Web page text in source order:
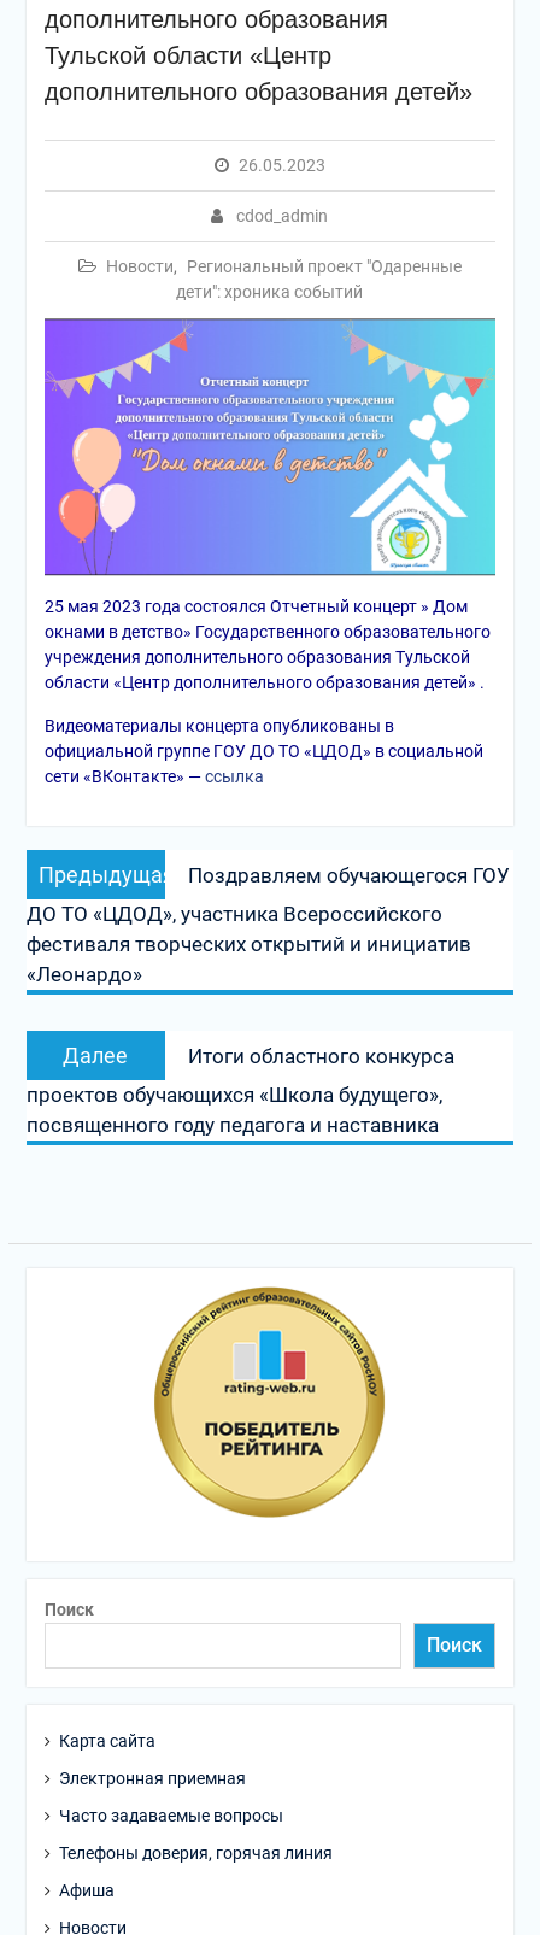
дополнительного образования
Тульской области «Центр
дополнительного образования детей»
26.05.2023
cdod_admin
Новости,
Региональный проект "Одаренные
дети": хроника событий
25 мая 2023 года состоялся Отчетный концерт » Дом
окнами в детство» Государственного образовательного
учреждения дополнительного образования Тульской
области «Центр дополнительного образования детей» .
Видеоматериалы концерта опубликованы в
официальной группе ГОУ ДО ТО «ЦДОД» в социальной
сети «ВКонтакте» —ссылка
Навигация
по
записям
Предыдущая
запись:
Поздравляем обучающегося ГОУ
ДО ТО «ЦДОД», участника Всероссийского
фестиваля творческих открытий и инициатив
«Леонардо»
Далее
Следующая
запись:
Итоги областного конкурса
проектов обучающихся «Школа будущего»,
посвященного году педагога и наставника
Поиск
Поиск
Карта сайта
Электронная приемная
Часто задаваемые вопросы
Телефоны доверия, горячая линия
Афиша
Новости